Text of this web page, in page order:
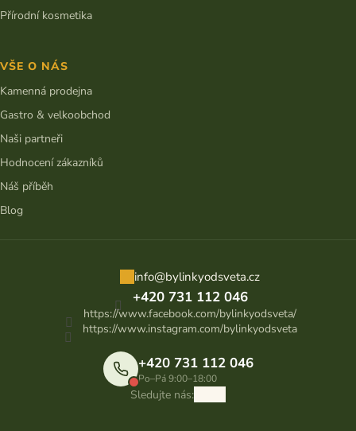
info@bylinkyodsveta.cz
+420 731 112 046
https://www.facebook.com/bylinkyodsveta/
https://www.instagram.com/bylinkyodsveta
+420 731 112 046
Po–Pá 9:00–18:00
Sledujte nás:
Přírodní kosmetika
VŠE O NÁS
Kamenná prodejna
Gastro & velkoobchod
Naši partneři
Hodnocení zákazníků
Náš příběh
Blog